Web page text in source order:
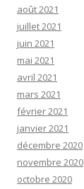
août 2021
juillet 2021
juin 2021
mai 2021
avril 2021
mars 2021
février 2021
janvier 2021
décembre 2020
novembre 2020
octobre 2020